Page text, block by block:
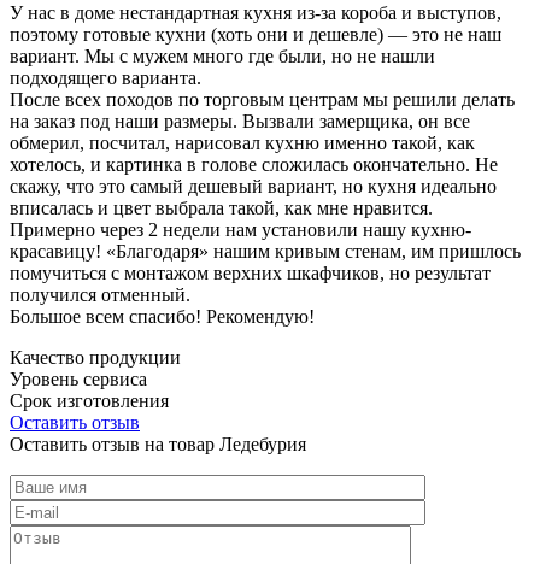
У нас в доме нестандартная кухня из-за короба и выступов,
поэтому готовые кухни (хоть они и дешевле) — это не наш
вариант. Мы с мужем много где были, но не нашли
подходящего варианта.
После всех походов по торговым центрам мы решили делать
на заказ под наши размеры. Вызвали замерщика, он все
обмерил, посчитал, нарисовал кухню именно такой, как
хотелось, и картинка в голове сложилась окончательно. Не
скажу, что это самый дешевый вариант, но кухня идеально
вписалась и цвет выбрала такой, как мне нравится.
Примерно через 2 недели нам установили нашу кухню-
красавицу! «Благодаря» нашим кривым стенам, им пришлось
помучиться с монтажом верхних шкафчиков, но результат
получился отменный.
Большое всем спасибо! Рекомендую!
Качество продукции
Уровень сервиса
Срок изготовления
Оставить отзыв
Оставить отзыв на товар Ледебурия